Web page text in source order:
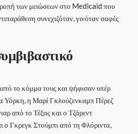
των μειώσεων στο Medicaid που
συνεχιζόταν, γινόταν σαφές
το κόμμα τους και ψήφισαν υπέρ
Υόρκη, η Μαρί Γκλούζενκαμπ Πέρεζ
από το Τέξας και ο Τζάρεντ
ο Γκρεγκ Στούμπι από τη Φλόριντα,